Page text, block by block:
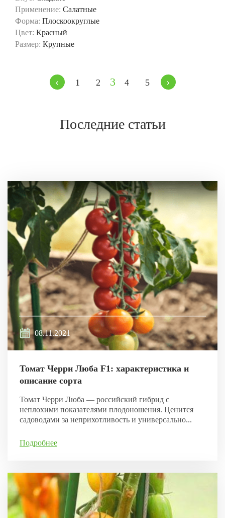
Применение: Салатные
Форма: Плоскоокруглые
Цвет: Красный
Размер: Крупные
‹ 1 2 3 4 5 ›
Последние статьи
08.11.2021
Томат Черри Люба F1: характеристика и
описание сорта
Томат Черри Люба — российский гибрид с
неплохими показателями плодоношения. Ценится
садоводами за неприхотливость и универсально...
Подробнее